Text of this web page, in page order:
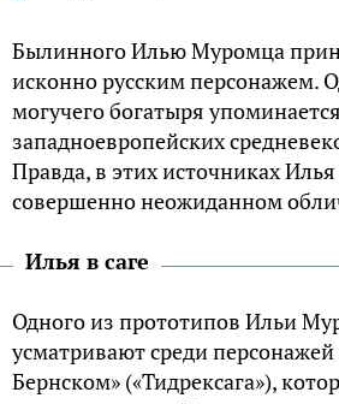
Былинного Илью Муромца
исконно русским персонажем.
могучего богатыря
западноевропейских
Правда, в этих источниках Илья
совершенно неожиданном
Илья в саге
Одного из прототипов Ильи
усматривают среди
Бернском» («Тидрексага»),